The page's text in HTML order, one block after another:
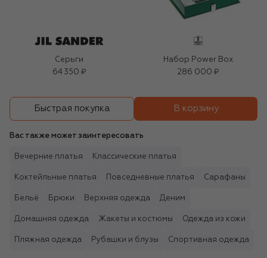
Серьги
64 350 ₽
Набор Power Box
286 000 ₽
Быстрая покупка В корзину
Вас также может заинтересовать
Вечерние платья Классические платья
Коктейльные платья Повседневные платья Сарафаны
Бельё Брюки Верхняя одежда Деним
Домашняя одежда Жакеты и костюмы Одежда из кожи
Пляжная одежда Рубашки и блузы Спортивная одежда